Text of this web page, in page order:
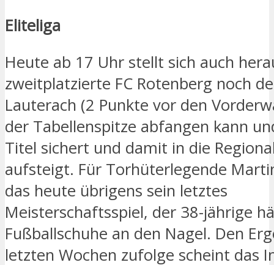
Eliteliga
Heute ab 17 Uhr stellt sich auch
zweitplatzierte FC Rotenberg noch
Lauterach (2 Punkte vor den
der Tabellenspitze abfangen kann
Titel sichert und damit in die
aufsteigt. Für Torhüterlegende
das heute übrigens sein letztes
Meisterschaftsspiel, der 38-jährige
Fußballschuhe an den Nagel. Den
letzten Wochen zufolge scheint das